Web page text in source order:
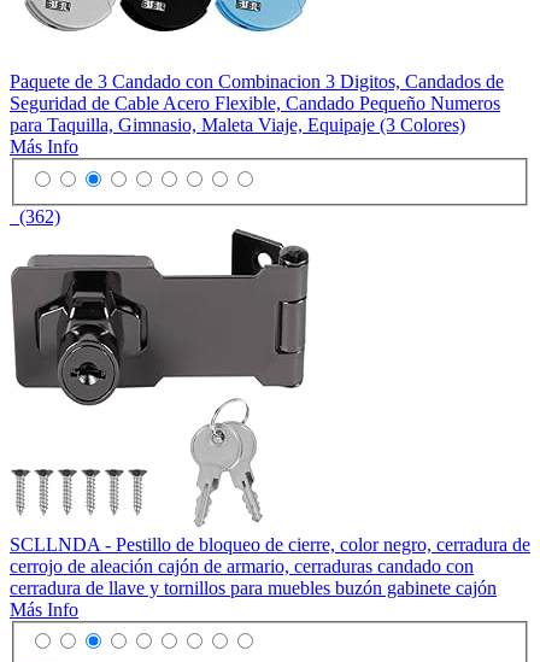
Paquete de 3 Candado con Combinacion 3 Digitos, Candados de
Seguridad de Cable Acero Flexible, Candado Pequeño Numeros
para Taquilla, Gimnasio, Maleta Viaje, Equipaje (3 Colores)
Más Info
(362)
SCLLNDA - Pestillo de bloqueo de cierre, color negro, cerradura de
cerrojo de aleación cajón de armario, cerraduras candado con
cerradura de llave y tornillos para muebles buzón gabinete cajón
Más Info